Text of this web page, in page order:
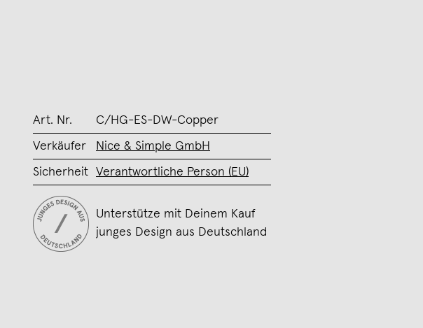
Art. Nr. C/HG-ES-DW-Copper
Verkäufer Nice & Simple GmbH
Sicherheit Verantwortliche Person (EU)
Unterstütze mit Deinem Kauf
junges Design aus Deutschland